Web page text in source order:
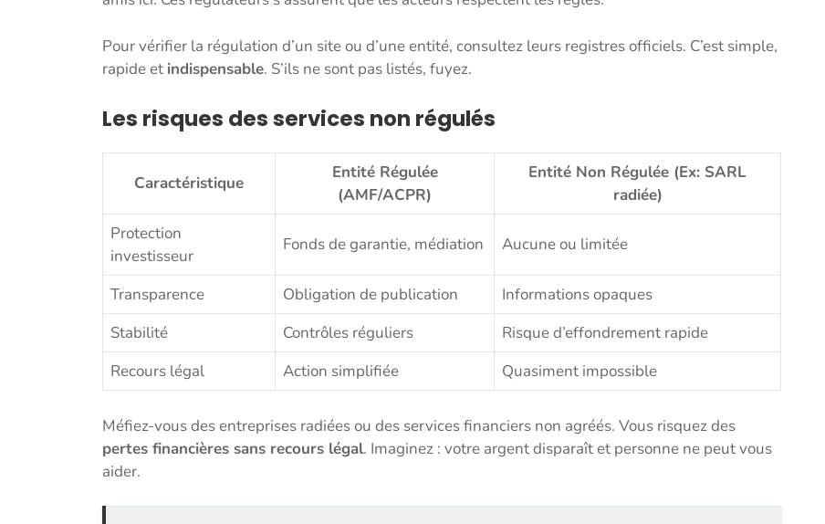
Pour vérifier la régulation d’un site ou d’une entité, consultez leurs registres officiels. C’est simple,
rapide et indispensable. S’ils ne sont pas listés, fuyez.
Les risques des services non régulés
Caractéristique
Entité Régulée
(AMF/ACPR)
Entité Non Régulée (Ex: SARL
radiée)
Protection
investisseur
Fonds de garantie, médiation Aucune ou limitée
Transparence Obligation de publication
Informations opaques
Stabilité
Contrôles réguliers
Risque d’effondrement rapide
Recours légal
Action simplifiée Quasiment impossible
Méfiez-vous des entreprises radiées ou des services financiers non agréés. Vous risquez des
pertes financières sans recours légal. Imaginez : votre argent disparaît et personne ne peut vous
aider.